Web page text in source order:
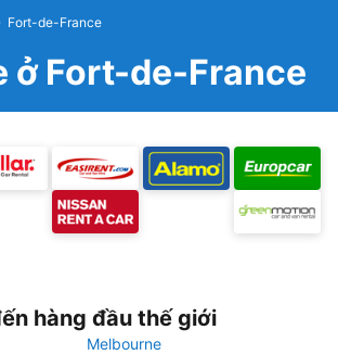
Fort-de-France
ở Fort-de-France
hàng đầu thế giới
Melbourne